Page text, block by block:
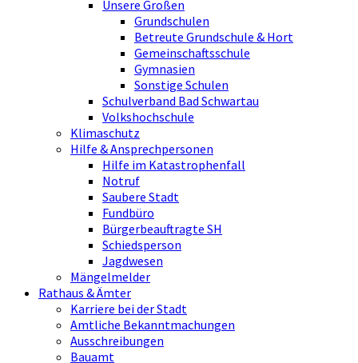
Unsere Großen
Grundschulen
Betreute Grundschule & Hort
Gemeinschaftsschule
Gymnasien
Sonstige Schulen
Schulverband Bad Schwartau
Volkshochschule
Klimaschutz
Hilfe & Ansprechpersonen
Hilfe im Katastrophenfall
Notruf
Saubere Stadt
Fundbüro
Bürgerbeauftragte SH
Schiedsperson
Jagdwesen
Mängelmelder
Rathaus & Ämter
Karriere bei der Stadt
Amtliche Bekanntmachungen
Ausschreibungen
Bauamt